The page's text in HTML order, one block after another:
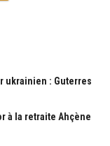
ukrainien : Guterres
à la retraite Ahçène